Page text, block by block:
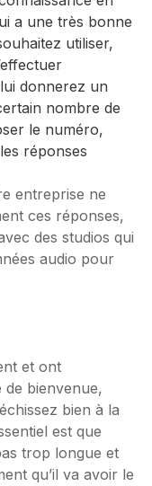
a une très bonne
utiliser,
donnerez un
nombre de
le numéro,
réponses
entreprise ne
ces réponses,
des studios qui
audio pour
et ont
de bienvenue,
bien à la
est que
trop longue et
qu’il va avoir le